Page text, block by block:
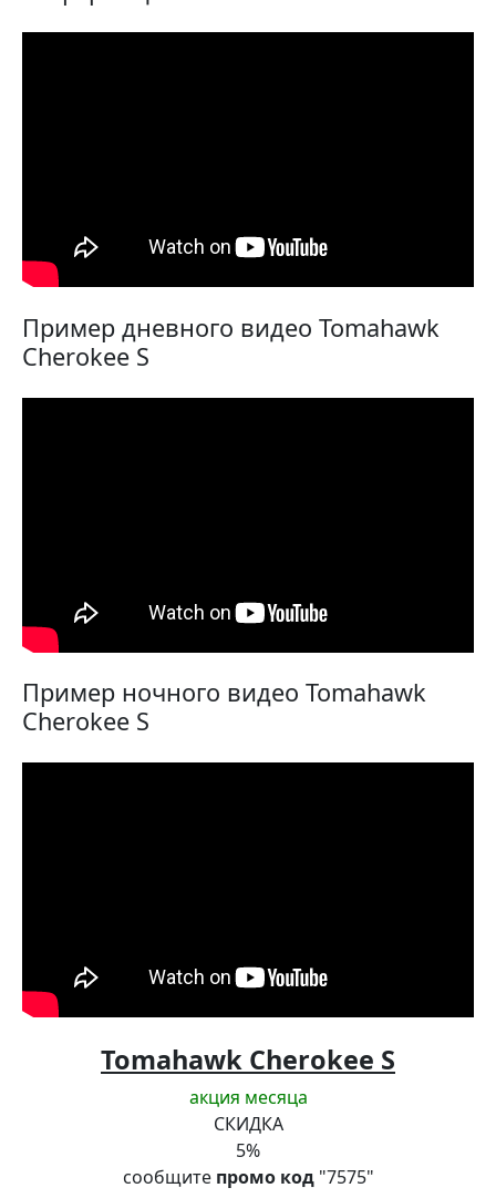
Пример дневного видео Tomahawk
Cherokee S
Пример ночного видео Tomahawk
Cherokee S
Tomahawk Cherokee S
акция месяца
СКИДКА
5%
сообщите промо код"7575"